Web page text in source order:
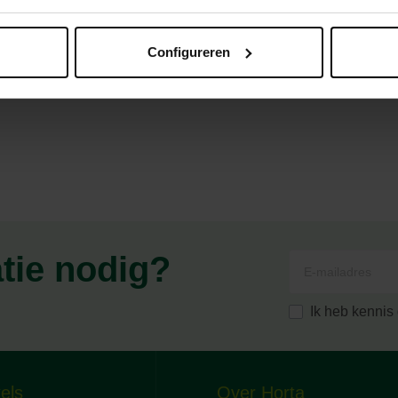
Configureren
nodig?
Ik heb
Over Horta